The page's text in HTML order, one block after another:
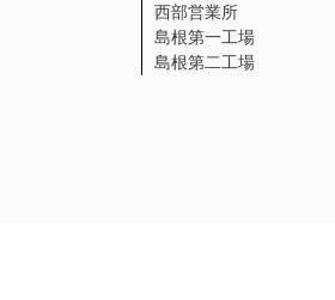
西部営業所
島根第一工場
島根第二工場